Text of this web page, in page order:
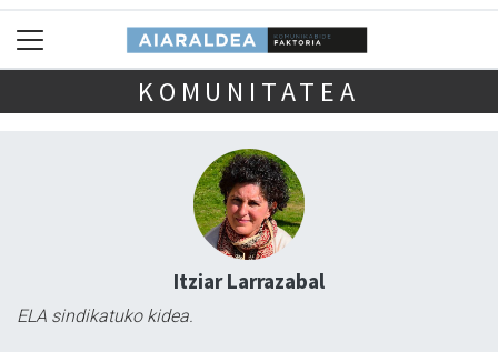
KOMUNITATEA
Itziar Larrazabal
ELA sindikatuko kidea.